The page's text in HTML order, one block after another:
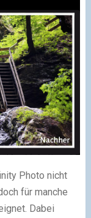
Photo nicht
für manche
Dabei